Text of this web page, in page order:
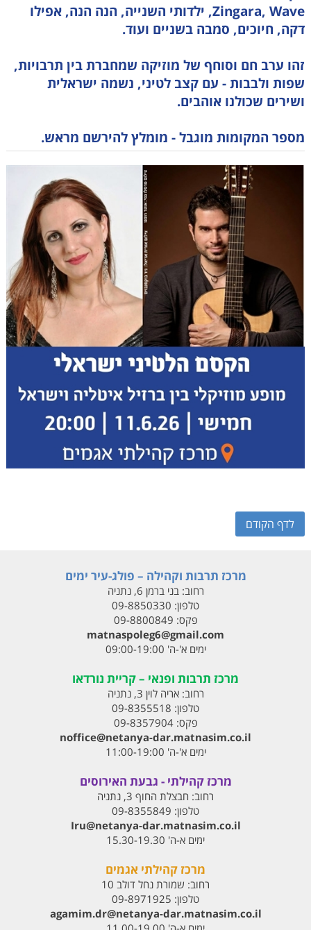
Zingara, Wave, ילדותי השנייה, הנה הנה, אפילו
דקה, חיוכים, סמבה בשניים ועוד.
זהו ערב חם וסוחף של מוזיקה שמחברת בין תרבויות,
שפות ולבבות - עם קצב לטיני, נשמה ישראלית
ושירים שכולנו אוהבים.
מספר המקומות מוגבל - מומלץ להירשם מראש.
לדף הקודם
מרכז תרבות וקהילה – פולג-עיר ימים
רחוב:בני ברמן 6, נתניה
טלפון: 09-8850330
פקס: 09-8800849
matnaspoleg6@gmail.com
ימים א'-ה' 09:00-19:00
מרכז תרבות ופנאי – קריית נורדאו
רחוב:אריה לוין 3, נתניה
טלפון: 09-8355518
פקס:09-8357904
noffice@netanya-dar.matnasim.co.il
ימים א'-ה' 11:00-19:00
מרכז קהילתי - גבעת האירוסים
רחוב: חבצלת החוף 3, נתניה
טלפון: 09-8355849
Iru@netanya-dar.matnasim.co.il‏
ימים א-ה' 15.30-19.30
מרכז קהילתי אגמים
רחוב: שמורת נחל דולב 10
טלפון: 09-8971925
agamim.dr@netanya-dar.matnasim.co.il‏